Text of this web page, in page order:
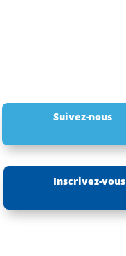
Suivez-nous
Inscrivez-vous